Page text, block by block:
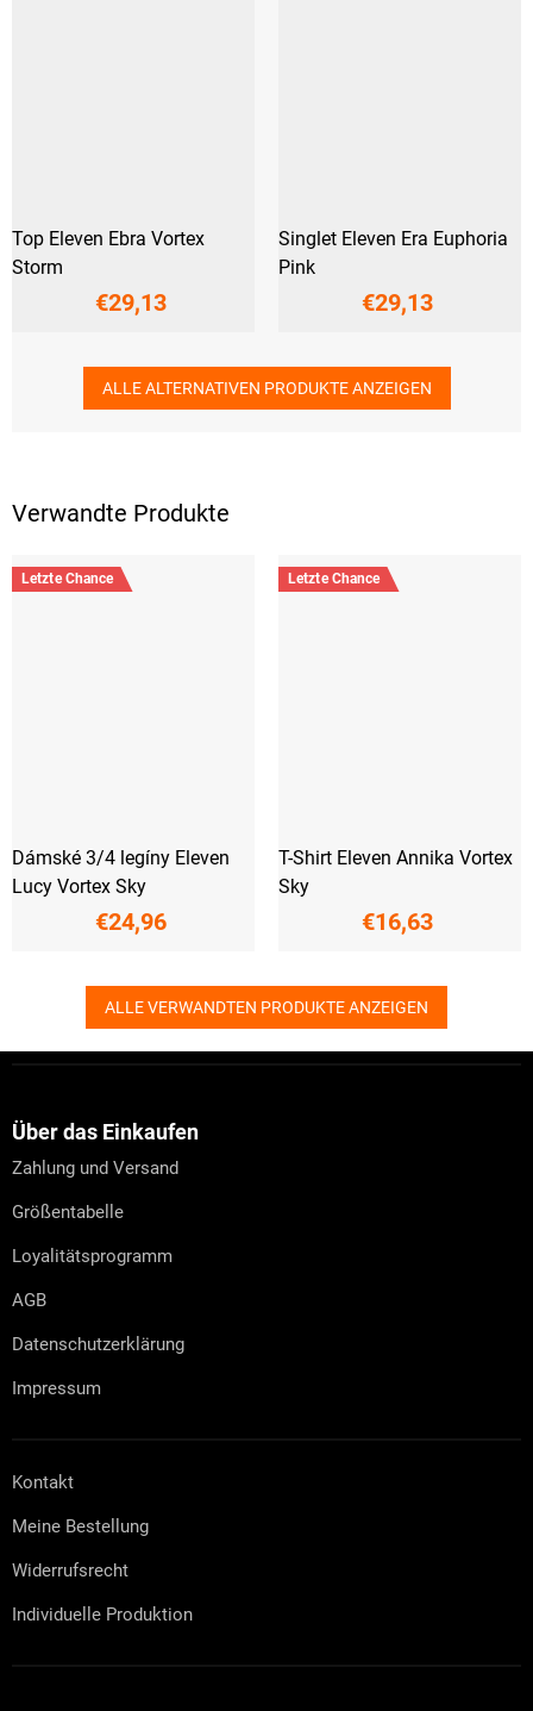
Verwandte Produkte
Letzte Chance
Dámské 3/4 legíny Eleven
Lucy Vortex Sky
€24,96
Letzte Chance
T-Shirt Eleven Annika Vortex
Sky
€16,63
ALLE VERWANDTEN PRODUKTE ANZEIGEN
Top Eleven Ebra Vortex
Storm
€29,13
Singlet Eleven Era Euphoria
Pink
€29,13
ALLE ALTERNATIVEN PRODUKTE ANZEIGEN
Über das Einkaufen
Zahlung und Versand
Größentabelle
Loyalitätsprogramm
AGB
Datenschutzerklärung
Impressum
Kontakt
Meine Bestellung
Widerrufsrecht
Individuelle Produktion